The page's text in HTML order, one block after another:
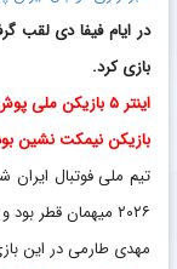
بازی کرد.
بازیکن نیمکت نشین
تیم ملی فوتبال
۲۰۲۶ میهمان قطر بود و با نتیجه یک بر صفر شکست خورد.
مهدی طارمی در این بازی با